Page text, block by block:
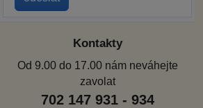
Kontakty
Od 9.00 do 17.00 nám neváhejte
zavolat
702 147 931 - 934